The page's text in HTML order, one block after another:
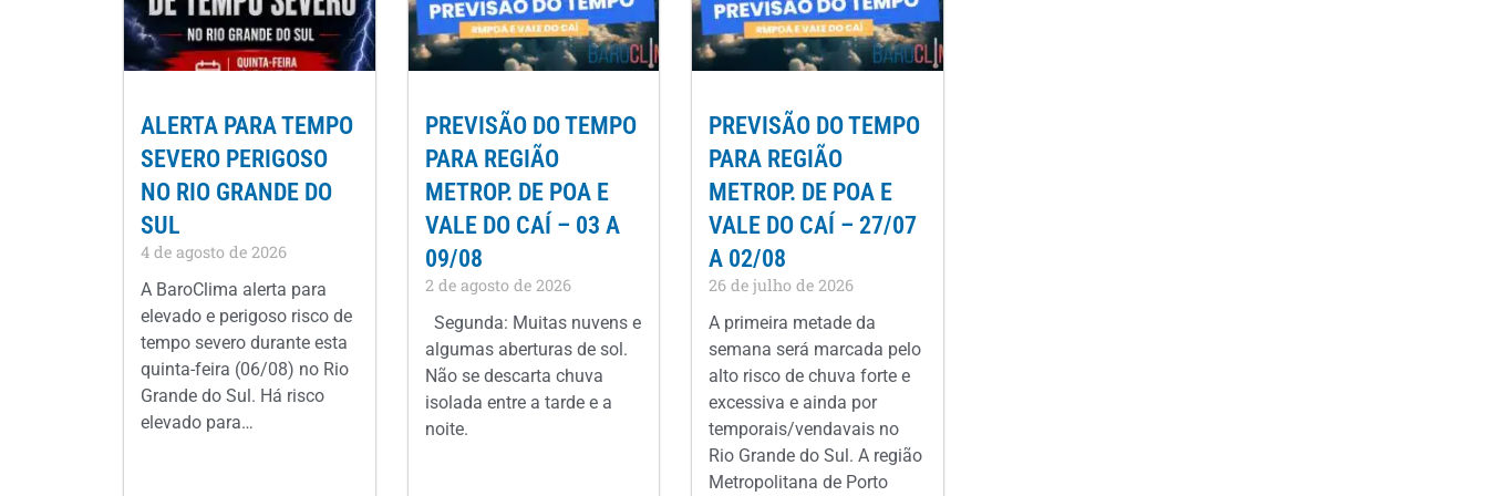
ALERTA PARA TEMPO
SEVERO PERIGOSO
NO RIO GRANDE DO
SUL
4 de agosto de 2026
A BaroClima alerta para
elevado e perigoso risco de
tempo severo durante esta
quinta-feira (06/08) no Rio
Grande do Sul. Há risco
elevado para…
PREVISÃO DO TEMPO
PARA REGIÃO
METROP. DE POA E
VALE DO CAÍ – 03 A
09/08
2 de agosto de 2026
Segunda: Muitas nuvens e
algumas aberturas de sol.
Não se descarta chuva
isolada entre a tarde e a
noite.
PREVISÃO DO TEMPO
PARA REGIÃO
METROP. DE POA E
VALE DO CAÍ – 27/07
A 02/08
26 de julho de 2026
A primeira metade da
semana será marcada pelo
alto risco de chuva forte e
excessiva e ainda por
temporais/vendavais no
Rio Grande do Sul. A região
Metropolitana de Porto